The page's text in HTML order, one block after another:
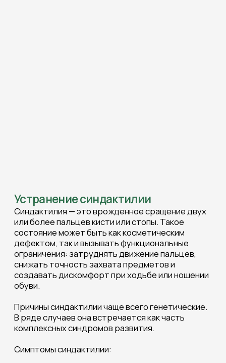
сращение двух или более пальцев кисти
или стопы;
ограничение подвижности сросших
пальцев;
нарушение функции руки или стопы;
эстетический дискомфорт.
Методы лечения
Лечение синдактилии проводится
исключительно хирургическим методом.
Операция направлена на разделение
сросшихся пальцев, восстановление их
условий для правильного роста тканей. В ходе
вмешательства используют кожные лоскуты,
что позволяет закрыть образовавшиеся после
разделения дефекты кожи и сохранить
естественный внешний вид пальцев.
После хирургического вмешательства, при
необходимости, назначают реабилитацию: